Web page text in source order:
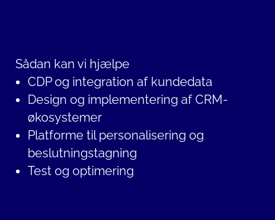
Sådan kan vi hjælpe
CDP og integration af kundedata
Design og implementering af CRM-
økosystemer
Platforme til personalisering og
beslutningstagning
Test og optimering